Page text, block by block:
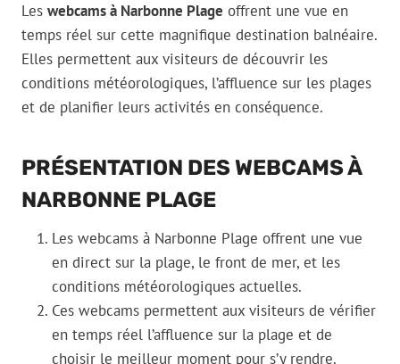
Les webcams à Narbonne Plage offrent une vue en
temps réel sur cette magnifique destination balnéaire.
Elles permettent aux visiteurs de découvrir les
conditions météorologiques, l’affluence sur les plages
et de planifier leurs activités en conséquence.
PRÉSENTATION DES WEBCAMS À
NARBONNE PLAGE
Les webcams à Narbonne Plage offrent une vue
en direct sur la plage, le front de mer, et les
conditions météorologiques actuelles.
Ces webcams permettent aux visiteurs de vérifier
en temps réel l’affluence sur la plage et de
choisir le meilleur moment pour s’y rendre.